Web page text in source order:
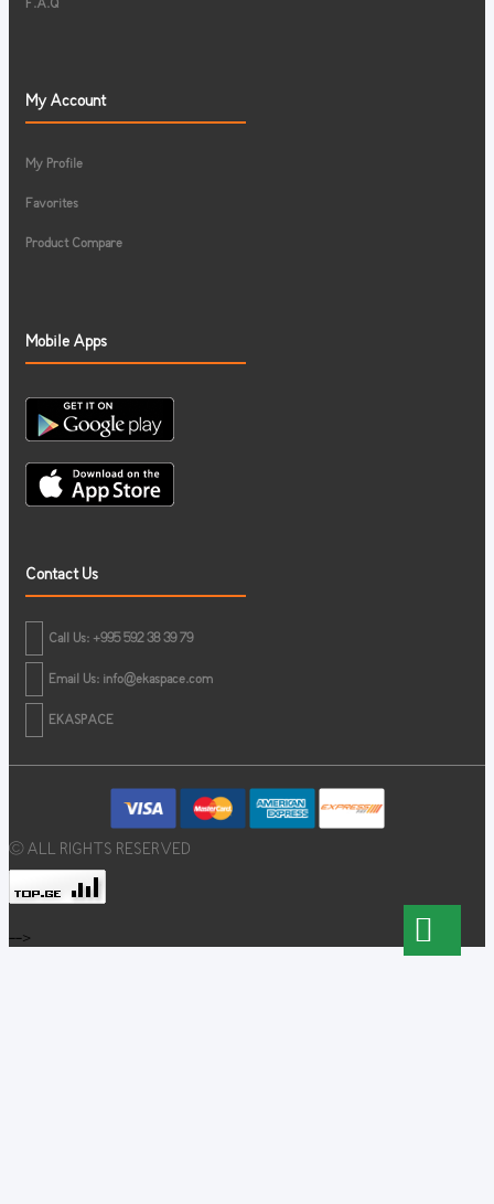
F.A.Q
My Account
My Profile
Favorites
Product Compare
Mobile Apps
Contact Us
Call Us: +995 592 38 39 79
Email Us: info@ekaspace.com
EKASPACE
© ALL RIGHTS RESERVED
-->